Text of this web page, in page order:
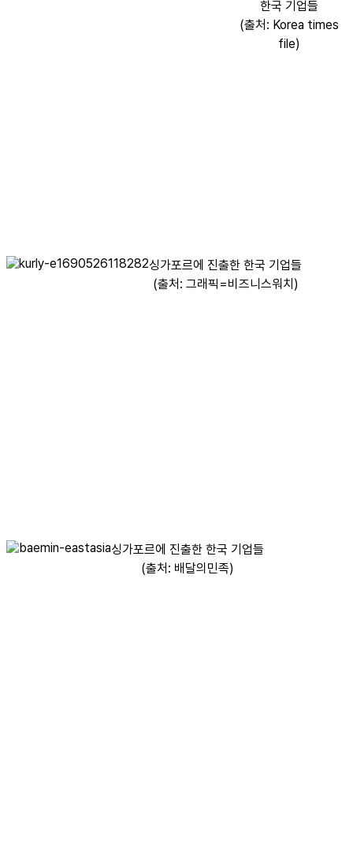
한국 기업들
(출처: Korea times
file)
싱가포르에 진출한 한국 기업들
(출처: 그래픽=비즈니스워치)
싱가포르에 진출한 한국 기업들
(출처: 배달의민족)